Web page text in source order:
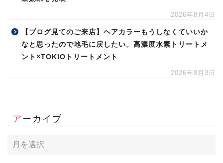
2026年8月4日
【ブログ見てのご来店】ヘアカラーもうしなくていいか
なと思ったので地毛に戻したい。高濃度水素トリートメ
ント×TOKIOトリートメント
2026年8月3日
アーカイブ